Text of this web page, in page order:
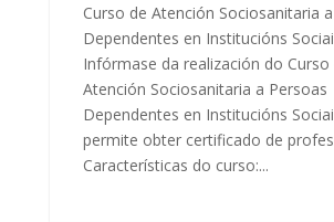
Curso de Atención Sociosanitaria
Dependentes en Institucións
Infórmase da realización do Curso
Atención Sociosanitaria a Persoas
Dependentes en Institucións
permite obter certificado de
Características do curso:...